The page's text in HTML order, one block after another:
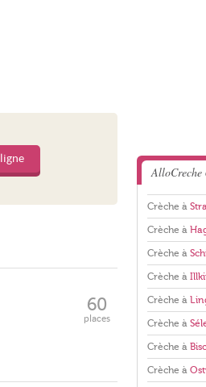
60
places
AlloCreche
Crèche à
Crèche à
Crèche à
Crèche à
Crèche à
Crèche à
Crèche à
Crèche à